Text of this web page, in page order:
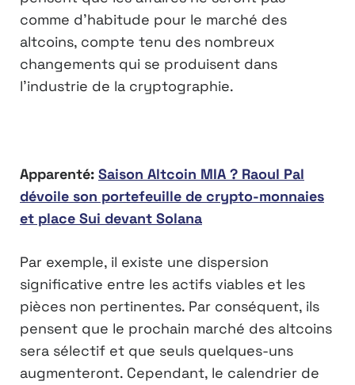
comme d’habitude pour le marché des
altcoins, compte tenu des nombreux
changements qui se produisent dans
l’industrie de la cryptographie.
Apparenté: Saison Altcoin MIA ? Raoul Pal
dévoile son portefeuille de crypto-monnaies
et place Sui devant Solana
Par exemple, il existe une dispersion
significative entre les actifs viables et les
pièces non pertinentes. Par conséquent, ils
pensent que le prochain marché des altcoins
sera sélectif et que seuls quelques-uns
augmenteront. Cependant, le calendrier de